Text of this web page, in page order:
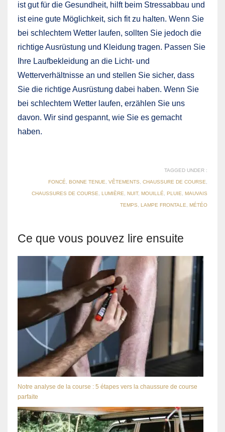
ist gut für die Gesundheit, hilft beim Stressabbau und
ist eine gute Möglichkeit, sich fit zu halten. Wenn Sie
bei schlechtem Wetter laufen, sollten Sie jedoch die
richtige Ausrüstung und Kleidung tragen. Passen Sie
Ihre Laufbekleidung an die Licht- und
Wetterverhältnisse an und stellen Sie sicher, dass
Sie die richtige Ausrüstung dabei haben. Wenn Sie
bei schlechtem Wetter laufen, erzählen Sie uns
davon. Wir sind gespannt, wie Sie es gemacht
haben.
TAGGED UNDER :
FONCÉ, BONNE TENUE, VÊTEMENTS, CHAUSSURE DE COURSE,
CHAUSSURES DE COURSE, LUMIÈRE, NUIT, MOUILLÉ, PLUIE, MAUVAIS
TEMPS, LAMPE FRONTALE, MÉTÉO
Ce que vous pouvez lire ensuite
Notre analyse de la course : 5 étapes vers la chaussure de course
parfaite